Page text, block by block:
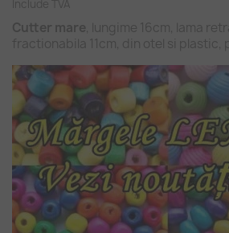
Include TVA
Cutter mare, lungime 16cm, lama
fractionabila 11cm, din otel si plastic,